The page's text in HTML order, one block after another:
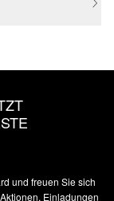
und freuen Sie sich
Einladungen